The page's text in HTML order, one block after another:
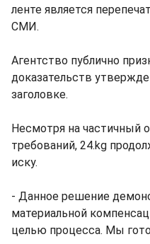
ленте является
СМИ.
Агентство публично
доказательств
заголовке.
Несмотря на частичный
требований, 24.kg
иску.
- Данное решение
материальной
целью процесса. Мы